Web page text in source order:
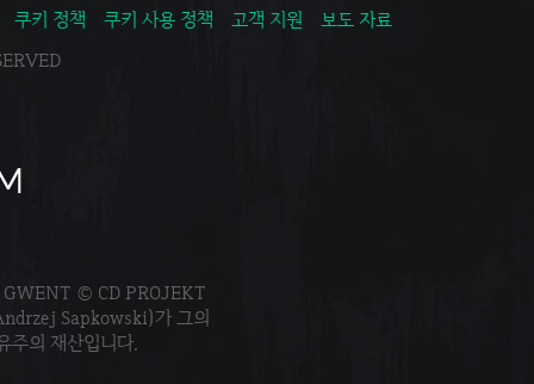
쿠키 정책 쿠키 사용 정책 고객 지원
보도 자료
© CD PROJEKT
Sapkowski)가 그의
주의 재산입니다.